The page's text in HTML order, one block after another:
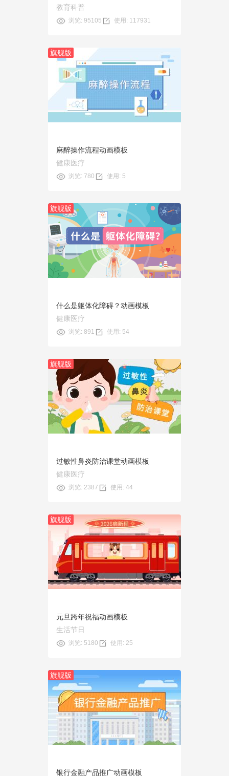
教育科普
浏览: 95105 使用: 117931
旗舰版
预览
麻醉操作流程动画模板
健康医疗
浏览: 780 使用: 5
旗舰版
预览
使用
什么是躯体化障碍？动画模板
健康医疗
浏览: 891 使用: 54
旗舰版
预览
使用
过敏性鼻炎防治课堂动画模板
健康医疗
浏览: 2387 使用: 44
旗舰版
预览
元旦跨年祝福动画模板
生活节日
浏览: 5180 使用: 25
旗舰版
预览
使用
银行金融产品推广动画模板